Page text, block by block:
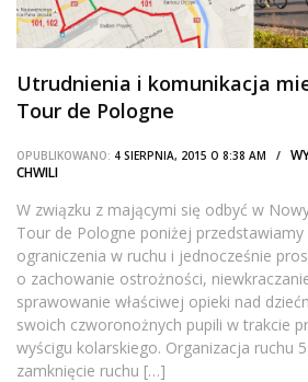
Utrudnienia i komunikacja
Tour de Pologne
OPUBLIKOWANO: 4 SIERPNIA, 2015 O 8:38 AM /
CHWILI
W związku z mającymi się odbyć w
Tour de Pologne poniżej
ograniczenia w ruchu i jednocześnie
o zachowanie ostrożności,
sprawowanie właściwej opieki nad
swoich czworonożnych pupili w trakcie
wyścigu kolarskiego. Organizacja ruchu
zamknięcie ruchu […]